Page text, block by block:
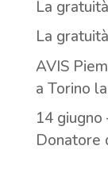
La
La
AVIS
a Torino
14
Donatore